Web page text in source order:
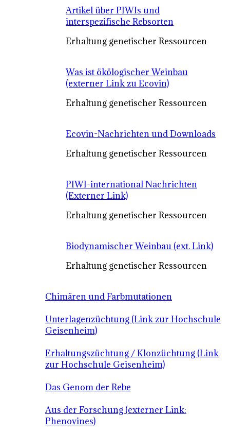
Artikel über PIWIs und
interspezifische Rebsorten
Erhaltung genetischer Ressourcen
Was ist ökölogischer Weinbau
(externer Link zu Ecovin)
Erhaltung genetischer Ressourcen
Ecovin-Nachrichten und Downloads
Erhaltung genetischer Ressourcen
PIWI-international Nachrichten
(Externer Link)
Erhaltung genetischer Ressourcen
Biodynamischer Weinbau (ext. Link)
Erhaltung genetischer Ressourcen
Chimären und Farbmutationen
Unterlagenzüchtung (Link zur Hochschule
Geisenheim)
Erhaltungszüchtung / Klonzüchtung (Link
zur Hochschule Geisenheim)
Das Genom der Rebe
Aus der Forschung (externer Link:
Phenovines)